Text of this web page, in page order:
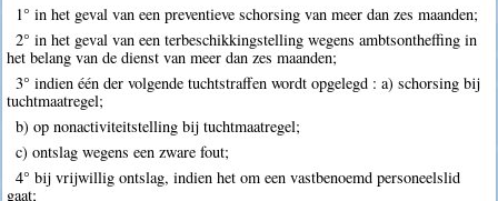
1° in het geval van een preventieve schorsing van meer dan zes maanden;
2° in het geval van een terbeschikkingstelling wegens ambtsontheffing in
het belang van de dienst van meer dan zes maanden;
3° indien één der volgende tuchtstraffen wordt opgelegd : a) schorsing bij
tuchtmaatregel;
b) op nonactiviteitstelling bij tuchtmaatregel;
c) ontslag wegens een zware fout;
4° bij vrijwillig ontslag, indien het om een vastbenoemd personeelslid
gaat;